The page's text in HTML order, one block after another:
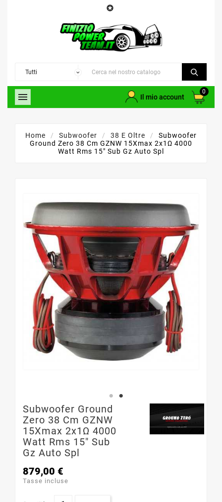

 Il mio account
0
Home Subwoofer 38 E Oltre
Subwoofer
Ground Zero 38 Cm GZNW 15Xmax 2x1Ω 4000
Watt Rms 15" Sub Gz Auto Spl
Subwoofer Ground
Zero 38 Cm GZNW
15Xmax 2x1Ω 4000
Watt Rms 15" Sub
Gz Auto Spl
879,00 €
Tasse incluse